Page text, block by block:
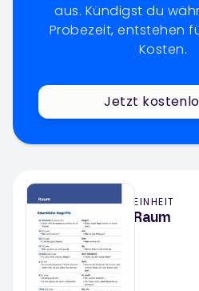
aus. Kündigst du
Probezeit, entstehen
Kosten.
Jetzt
EINHEIT
Raum